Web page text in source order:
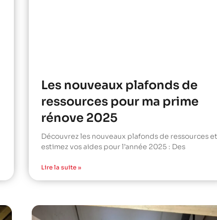
Les nouveaux plafonds de
ressources pour ma prime
rénove 2025
Découvrez les nouveaux plafonds de ressources et
estimez vos aides pour l’année 2025 : Des
Lire la suite »